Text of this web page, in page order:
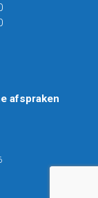
afspraken